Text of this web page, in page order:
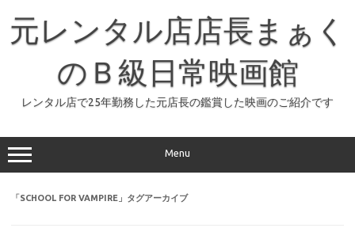
元レンタル店店長まぁく
のＢ級日常映画館
レンタル店で25年勤務した元店長の鑑賞した映画のご紹介です
Menu
「SCHOOL FOR VAMPIRE 」タグアーカイブ